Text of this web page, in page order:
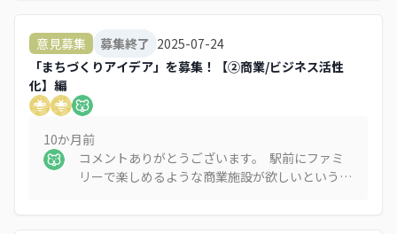
ていただきます。ご紹介いただいた情報も含め、
貴重なご意見をありがとうございました。
意見募集 募集終了 2025-07-24
「まちづくりアイデア」を募集！【②商業/ビジネス活性
化】編
10か月前
コメントありがとうございます。 駅前にファミ
リーで楽しめるような商業施設が欲しいというご